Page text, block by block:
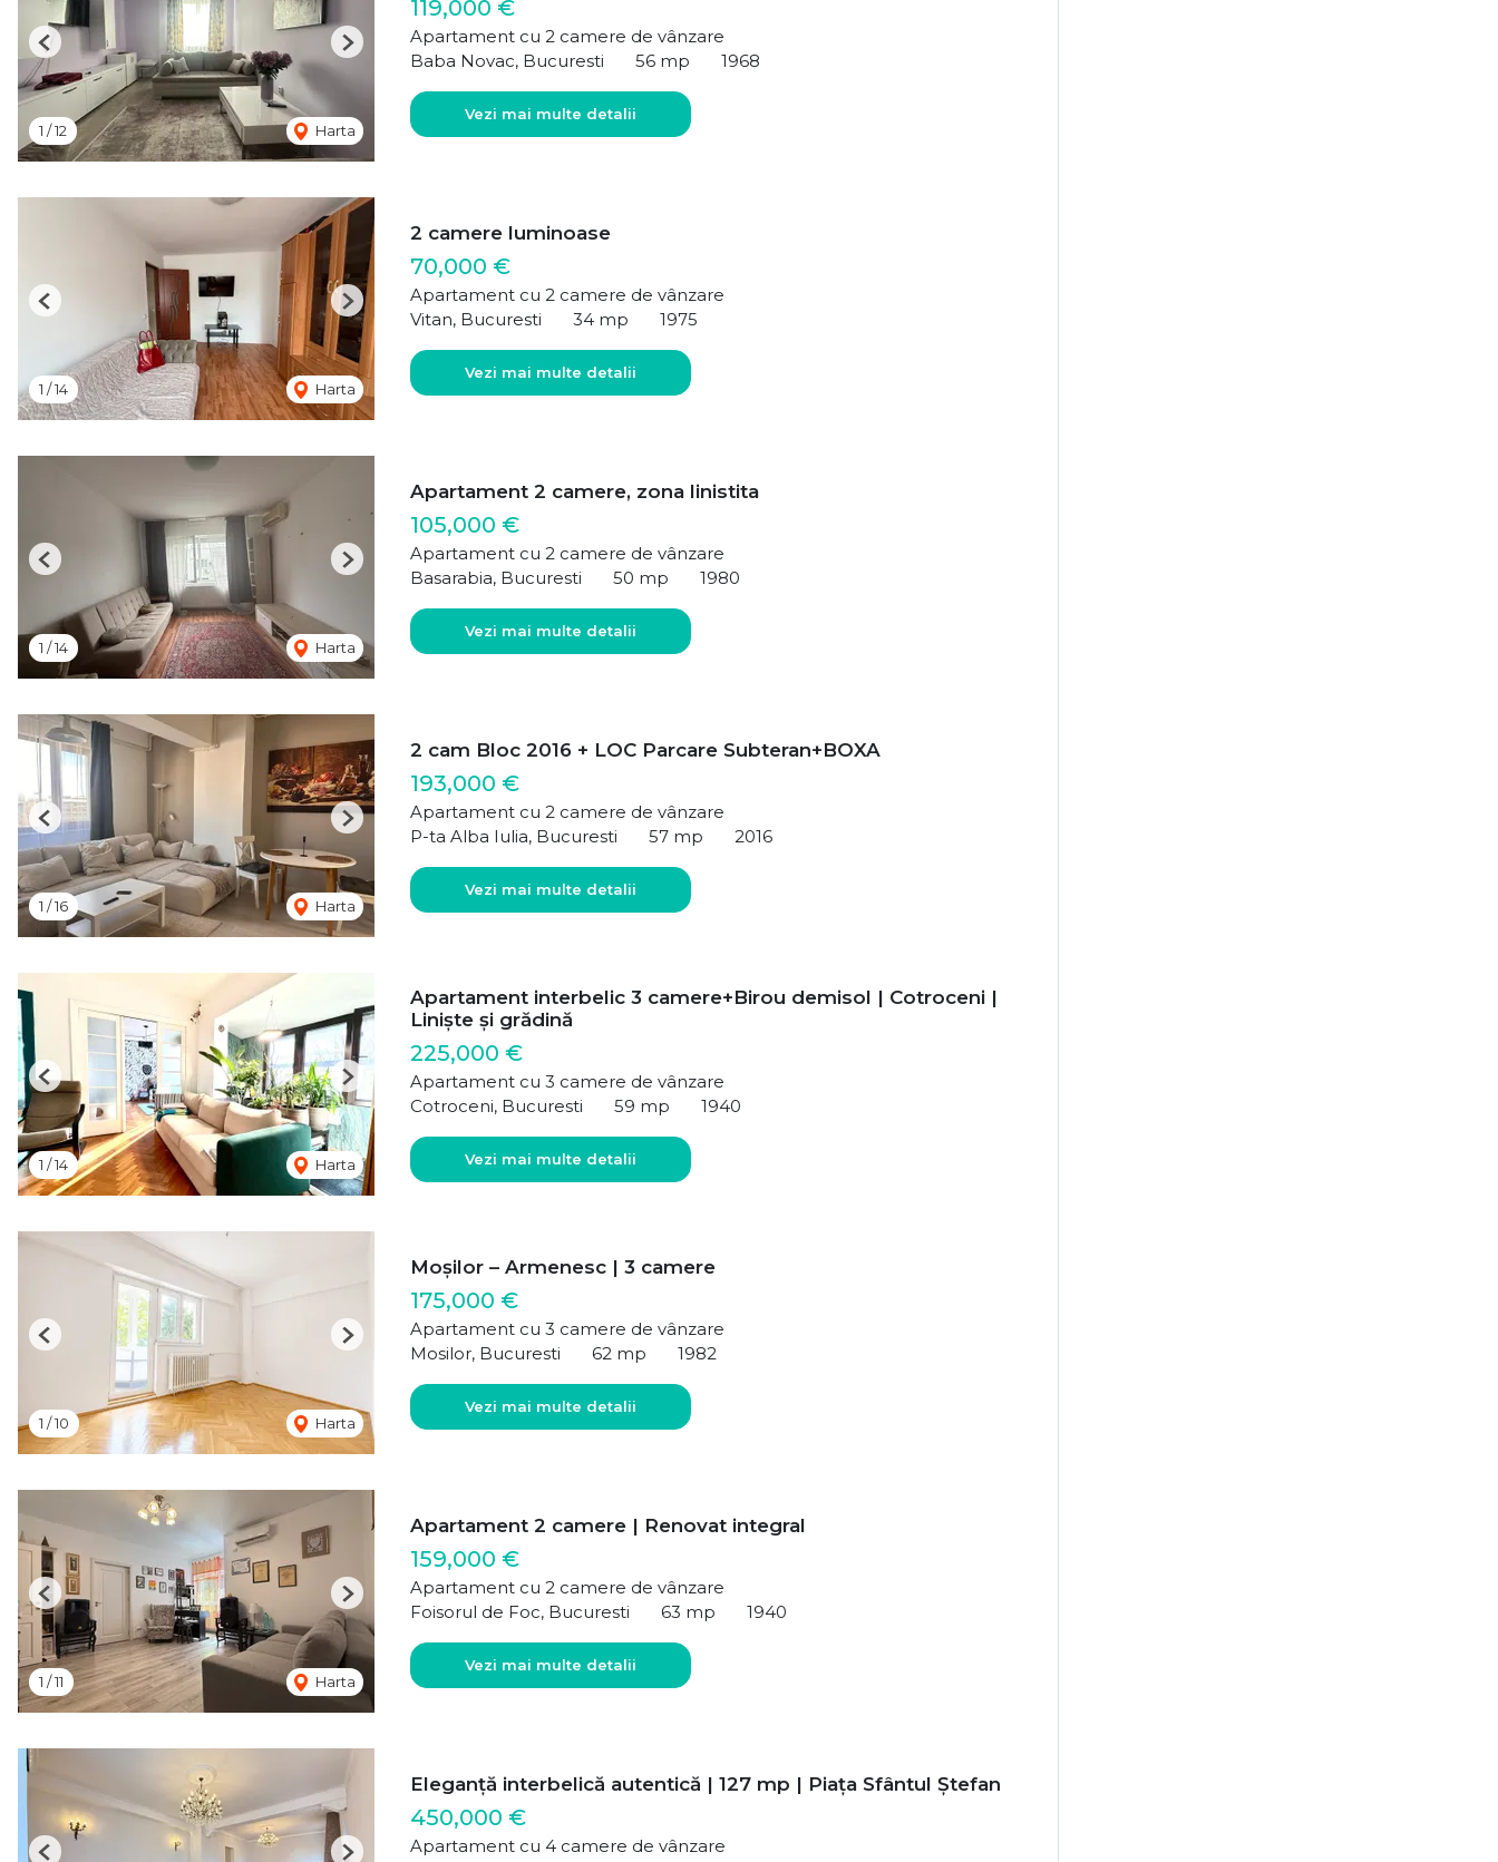
1 /12 Harta
Previous Next
119,000 €
Apartament cu 2 camere de vânzare
Baba Novac, Bucuresti
56 mp 1968
Vezi mai multe detalii
1 /14 Harta
Previous Next
2 camere luminoase
70,000 €
Apartament cu 2 camere de vânzare
Vitan, Bucuresti
34 mp 1975
Vezi mai multe detalii
1 /14 Harta
Previous Next
Apartament 2 camere, zona linistita
105,000 €
Apartament cu 2 camere de vânzare
Basarabia, Bucuresti
50 mp 1980
Vezi mai multe detalii
1 /16 Harta
Previous Next
2 cam Bloc 2016 + LOC Parcare Subteran+BOXA
193,000 €
Apartament cu 2 camere de vânzare
P-ta Alba Iulia, Bucuresti
57 mp 2016
Vezi mai multe detalii
1 /14 Harta
Previous Next
Apartament interbelic 3 camere+Birou demisol | Cotroceni |
Liniște și grădină
225,000 €
Apartament cu 3 camere de vânzare
Cotroceni, Bucuresti
59 mp 1940
Vezi mai multe detalii
1 /10 Harta
Previous Next
Moșilor – Armenesc | 3 camere
175,000 €
Apartament cu 3 camere de vânzare
Mosilor, Bucuresti
62 mp 1982
Vezi mai multe detalii
1 /11 Harta
Previous Next
Apartament 2 camere | Renovat integral
159,000 €
Apartament cu 2 camere de vânzare
Foisorul de Foc, Bucuresti
63 mp 1940
Vezi mai multe detalii
Eleganță interbelică autentică | 127 mp | Piața Sfântul Ștefan
450,000 €
Apartament cu 4 camere de vânzare